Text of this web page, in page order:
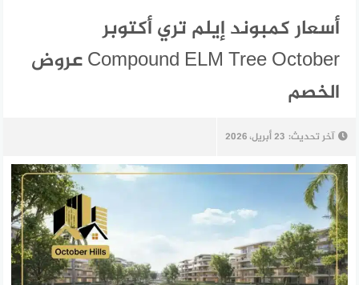
أسعار كمبوند إيلم تري أكتوبر
Compound ELM Tree October عروض
الخصم
آخر تحديث: 23 أبريل، 2026